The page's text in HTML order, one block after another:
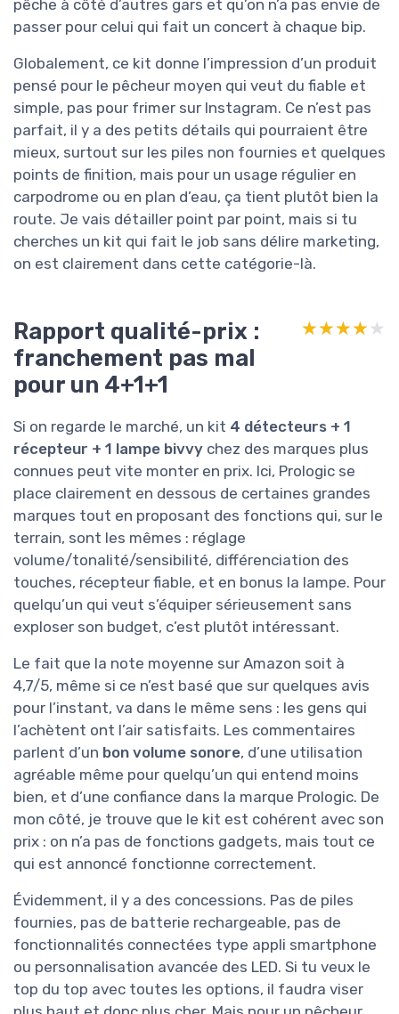
pêche à côté d’autres gars et qu’on n’a pas envie de
passer pour celui qui fait un concert à chaque bip.
Globalement, ce kit donne l’impression d’un produit
pensé pour le pêcheur moyen qui veut du fiable et
simple, pas pour frimer sur Instagram. Ce n’est pas
parfait, il y a des petits détails qui pourraient être
mieux, surtout sur les piles non fournies et quelques
points de finition, mais pour un usage régulier en
carpodrome ou en plan d’eau, ça tient plutôt bien la
route. Je vais détailler point par point, mais si tu
cherches un kit qui fait le job sans délire marketing,
on est clairement dans cette catégorie-là.
Rapport qualité-prix :
franchement pas mal
pour un 4+1+1
★★★★★
★★★★★
Si on regarde le marché, un kit 4 détecteurs + 1
récepteur + 1 lampe bivvy chez des marques plus
connues peut vite monter en prix. Ici, Prologic se
place clairement en dessous de certaines grandes
marques tout en proposant des fonctions qui, sur le
terrain, sont les mêmes : réglage
volume/tonalité/sensibilité, différenciation des
touches, récepteur fiable, et en bonus la lampe. Pour
quelqu’un qui veut s’équiper sérieusement sans
exploser son budget, c’est plutôt intéressant.
Le fait que la note moyenne sur Amazon soit à
4,7/5, même si ce n’est basé que sur quelques avis
pour l’instant, va dans le même sens : les gens qui
l’achètent ont l’air satisfaits. Les commentaires
parlent d’un bon volume sonore, d’une utilisation
agréable même pour quelqu’un qui entend moins
bien, et d’une confiance dans la marque Prologic. De
mon côté, je trouve que le kit est cohérent avec son
prix : on n’a pas de fonctions gadgets, mais tout ce
qui est annoncé fonctionne correctement.
Évidemment, il y a des concessions. Pas de piles
fournies, pas de batterie rechargeable, pas de
fonctionnalités connectées type appli smartphone
ou personnalisation avancée des LED. Si tu veux le
top du top avec toutes les options, il faudra viser